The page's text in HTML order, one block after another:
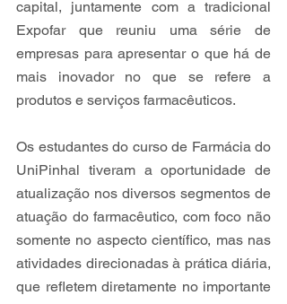
capital, juntamente com a tradicional
Expofar que reuniu uma série de
empresas para apresentar o que há de
mais inovador no que se refere a
produtos e serviços farmacêuticos.
Os estudantes do curso de Farmácia do
UniPinhal tiveram a oportunidade de
atualização nos diversos segmentos de
atuação do farmacêutico, com foco não
somente no aspecto científico, mas nas
atividades direcionadas à prática diária,
que refletem diretamente no importante